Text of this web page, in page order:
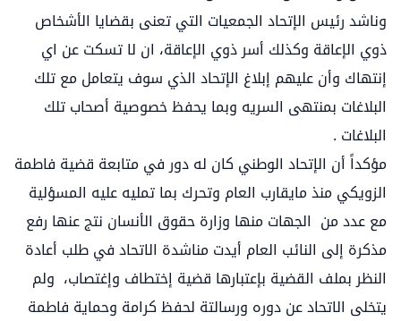
وناشد رئيس الإتحاد الجمعيات التي تعنى بقضايا الأشخاص
ذوي الإعاقة وكذلك أسر ذوي الإعاقة، ان لا تسكت عن اي
إنتهاك وأن عليهم إبلاغ الإتحاد الذي سوف يتعامل مع تلك
البلاغات بمنتهى السريه وبما يحفظ خصوصية أصحاب تلك
البلاغات .
مؤكداً أن الإتحاد الوطني كان له دور في متابعة قضية فاطمة
الزويكي منذ مايقارب العام وتحرك بما تمليه عليه المسؤلية
مع عدد من الجهات منها وزارة حقوق الأنسان نتج عنها رفع
مذكرة إلى النائب العام أيدت مناشدة الاتحاد في طلب أعادة
النظر بملف القضية بإعتبارها قضية إختطاف وإغتصاب، ولم
يتخلى الاتحاد عن دوره ورسالتة لحفظ كرامة وحماية فاطمة